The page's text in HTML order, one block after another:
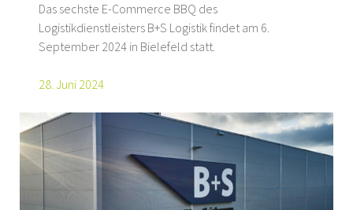
Das sechste E-Commerce BBQ des
Logistikdienstleisters B+S Logistik findet am 6.
September 2024 in Bielefeld statt.
28. Juni 2024